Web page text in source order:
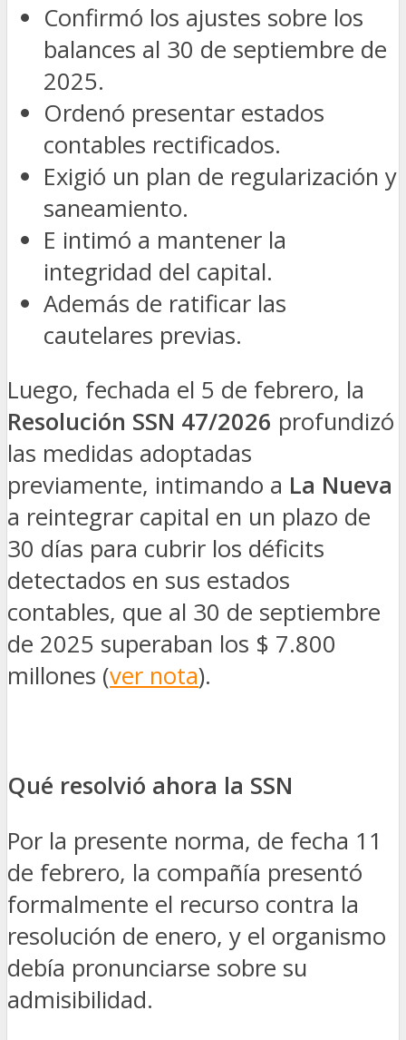
Confirmó los ajustes sobre los
balances al 30 de septiembre de
2025.
Ordenó presentar estados
contables rectificados.
Exigió un plan de regularización y
saneamiento.
E intimó a mantener la
integridad del capital.
Además de ratificar las
cautelares previas.
Luego, fechada el 5 de febrero, la
Resolución SSN 47/2026 profundizó
las medidas adoptadas
previamente, intimando a La Nueva
a reintegrar capital en un plazo de
30 días para cubrir los déficits
detectados en sus estados
contables, que al 30 de septiembre
de 2025 superaban los $ 7.800
millones (ver nota).
Qué resolvió ahora la SSN
Por la presente norma, de fecha 11
de febrero, la compañía presentó
formalmente el recurso contra la
resolución de enero, y el organismo
debía pronunciarse sobre su
admisibilidad.